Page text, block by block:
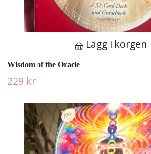
Lägg i korgen
Wisdom of the Oracle
229 kr